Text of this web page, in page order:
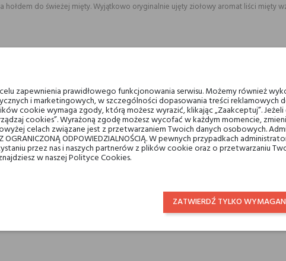
hołdem do świeżej mięty. Wyjątkowo oryginalnie ujęty ziołowy aromat liści mięty
trudnej do uchwycenia nuty jaką jest mięta. Składnik, który często
w wyraźnym, ziołowym otoczeniu, wydającym woń liści zerwanych prosto z
zapewnienia prawidłowego funkcjonowania serwisu. Możemy również
i marketingowych, w szczególności dopasowania treści reklamowych
cookie wymaga zgody, którą możesz wyrazić, klikając „Zaakceptuj”.
cookies”. Wyrażoną zgodę możesz wycofać w każdym momencie,
celach związane jest z przetwarzaniem Twoich danych osobowych.
OGRANICZONĄ ODPOWIEDZIALNOŚCIĄ. W pewnych przypadkach
przez nas i naszych partnerów z plików cookie oraz o przetwarzaniu
w naszej Polityce Cookies.
ZATWIERDŹ TYLKO